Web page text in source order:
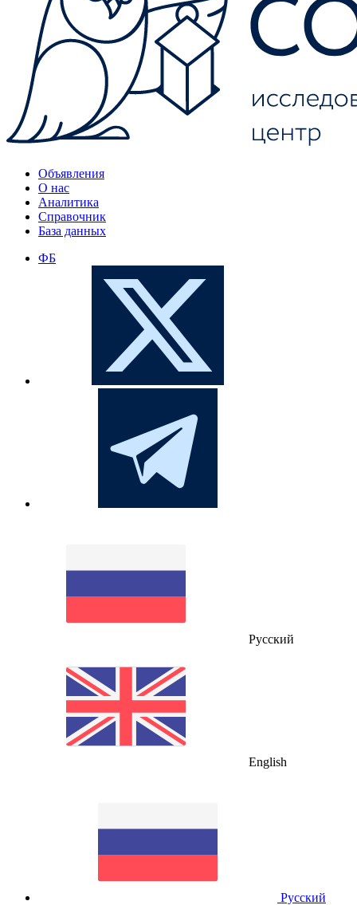
Объявления
О нас
Аналитика
Справочник
База данных
ФБ
Русский
English
Русский